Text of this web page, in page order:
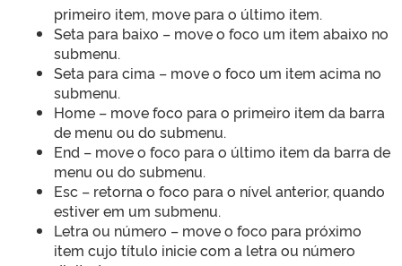
primeiro item, move para o último item.
Seta para baixo – move o foco um item abaixo no
submenu.
Seta para cima – move o foco um item acima no
submenu.
Home – move foco para o primeiro item da barra
de menu ou do submenu.
End – move o foco para o último item da barra de
menu ou do submenu.
Esc – retorna o foco para o nível anterior, quando
estiver em um submenu.
Letra ou número – move o foco para próximo
item cujo título inicie com a letra ou número